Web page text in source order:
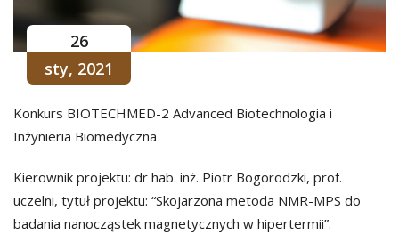
26
sty, 2021
Konkurs BIOTECHMED-2 Advanced Biotechnologia i
Inżynieria Biomedyczna
Kierownik projektu: dr hab. inż. Piotr Bogorodzki, prof.
uczelni, tytuł projektu: “Skojarzona metoda NMR-MPS do
badania nanocząstek magnetycznych w hipertermii”.